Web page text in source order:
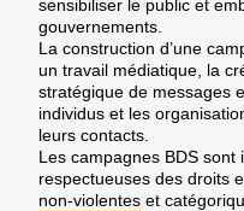
sensibiliser le public et
gouvernements.
La construction d’une
un travail médiatique, la
stratégique de messages
individus et les
leurs contacts.
Les campagnes BDS
respectueuses des droits
non-violentes et